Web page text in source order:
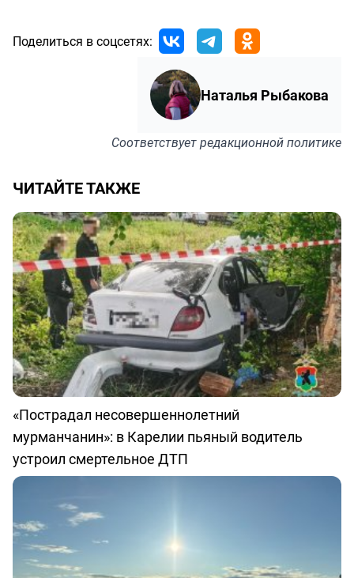
Поделиться в соцсетях:
Наталья Рыбакова
Соответствуетредакционной политике
ЧИТАЙТЕ ТАКЖЕ
«Пострадал несовершеннолетний
мурманчанин»: в Карелии пьяный водитель
устроил смертельное ДТП